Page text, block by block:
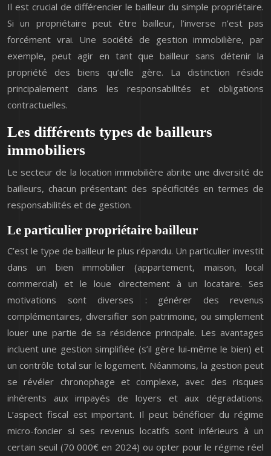
Il est crucial de différencier le bailleur du simple propriétaire.
Si un propriétaire peut être bailleur, l’inverse n’est pas
forcément vrai. Une société de gestion immobilière, par
exemple, peut agir en tant que bailleur sans détenir la
propriété des biens qu’elle gère. La distinction réside
principalement dans les responsabilités et obligations
contractuelles.
Les différents types de bailleurs
immobiliers
Le secteur de la location immobilière abrite une diversité de
bailleurs, chacun présentant des spécificités en termes de
responsabilités et de gestion.
Le particulier propriétaire bailleur
C’est le type de bailleur le plus répandu. Un particulier investit
dans un bien immobilier (appartement, maison, local
commercial) et le loue directement à un locataire. Ses
motivations sont diverses : générer des revenus
complémentaires, diversifier son patrimoine, ou simplement
louer une partie de sa résidence principale. Les avantages
incluent une gestion simplifiée (s’il gère lui-même le bien) et
un contrôle total sur le logement. Néanmoins, la gestion peut
se révéler chronophage et complexe, avec des risques
inhérents aux impayés de loyers et aux dégradations.
L’aspect fiscal est important. Il peut bénéficier du régime
micro-foncier si ses revenus locatifs sont inférieurs à un
certain seuil (70 000€ en 2024) ou opter pour le régime réel